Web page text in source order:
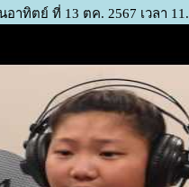
อาทิตย์ ที่ 13 ตค. 2567 เวลา